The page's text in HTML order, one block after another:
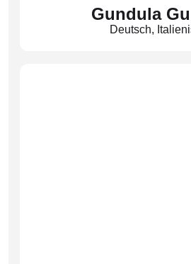
Gundula
Deutsch,